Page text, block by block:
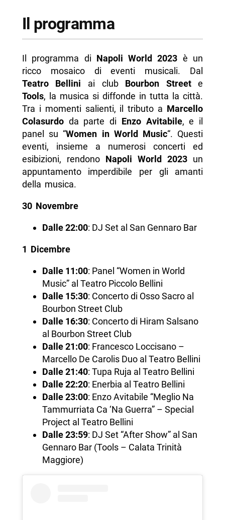
Il programma
Il programma di Napoli World 2023 è un
ricco mosaico di eventi musicali. Dal
Teatro Bellini ai club Bourbon Streete
Tools, la musica si diffonde in tutta la città.
Tra i momenti salienti, il tributo a Marcello
Colasurdoda parte di Enzo Avitabile, e il
panel su “Women in World Music“. Questi
eventi, insieme a numerosi concerti ed
esibizioni, rendono Napoli World 2023 un
appuntamento imperdibile per gli amanti
della musica.
30 Novembre
Dalle 22:00: DJ Set al San Gennaro Bar
1 Dicembre
Dalle 11:00: Panel “Women in World
Music” al Teatro Piccolo Bellini
Dalle 15:30: Concerto di Osso Sacro al
Bourbon Street Club
Dalle 16:30: Concerto di Hiram Salsano
al Bourbon Street Club
Dalle 21:00: Francesco Loccisano –
Marcello De Carolis Duo al Teatro Bellini
Dalle 21:40: Tupa Ruja al Teatro Bellini
Dalle 22:20: Enerbia al Teatro Bellini
Dalle 23:00: Enzo Avitabile “Meglio Na
Tammurriata Ca ‘Na Guerra” – Special
Project al Teatro Bellini
Dalle 23:59: DJ Set “After Show” al San
Gennaro Bar (Tools – Calata Trinità
Maggiore)